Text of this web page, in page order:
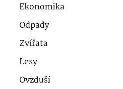
Ekonomika
Odpady
Zvířata
Lesy
Ovzduší